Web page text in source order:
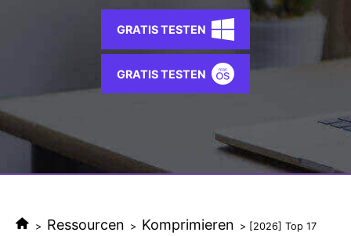
Ändern Sie den Videohintergrund
mit KI.
AI
Kameranutzer
Eine vollständige Liste der unterstützten Formate, Geräte
Updates von UniConverter
Die neuesten Produktnachrichten und Updates.
Ihr bester Video Converter
Der umfassende, verlustfreie und sichere Video Converter
JETZT KAUFEN Anmelden
GRATIS TESTEN
GRATIS TESTEN
> Ressourcen > Komprimieren > [2026] Top 17